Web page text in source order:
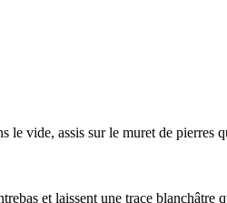
le vide, assis sur le muret de
et laissent une trace